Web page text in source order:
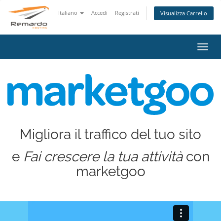
Italiano Accedi Registrati Visualizza Carrello
Attiva
Migliora il traffico del tuo sito
e Fai crescere la tua attivitàcon
marketgoo